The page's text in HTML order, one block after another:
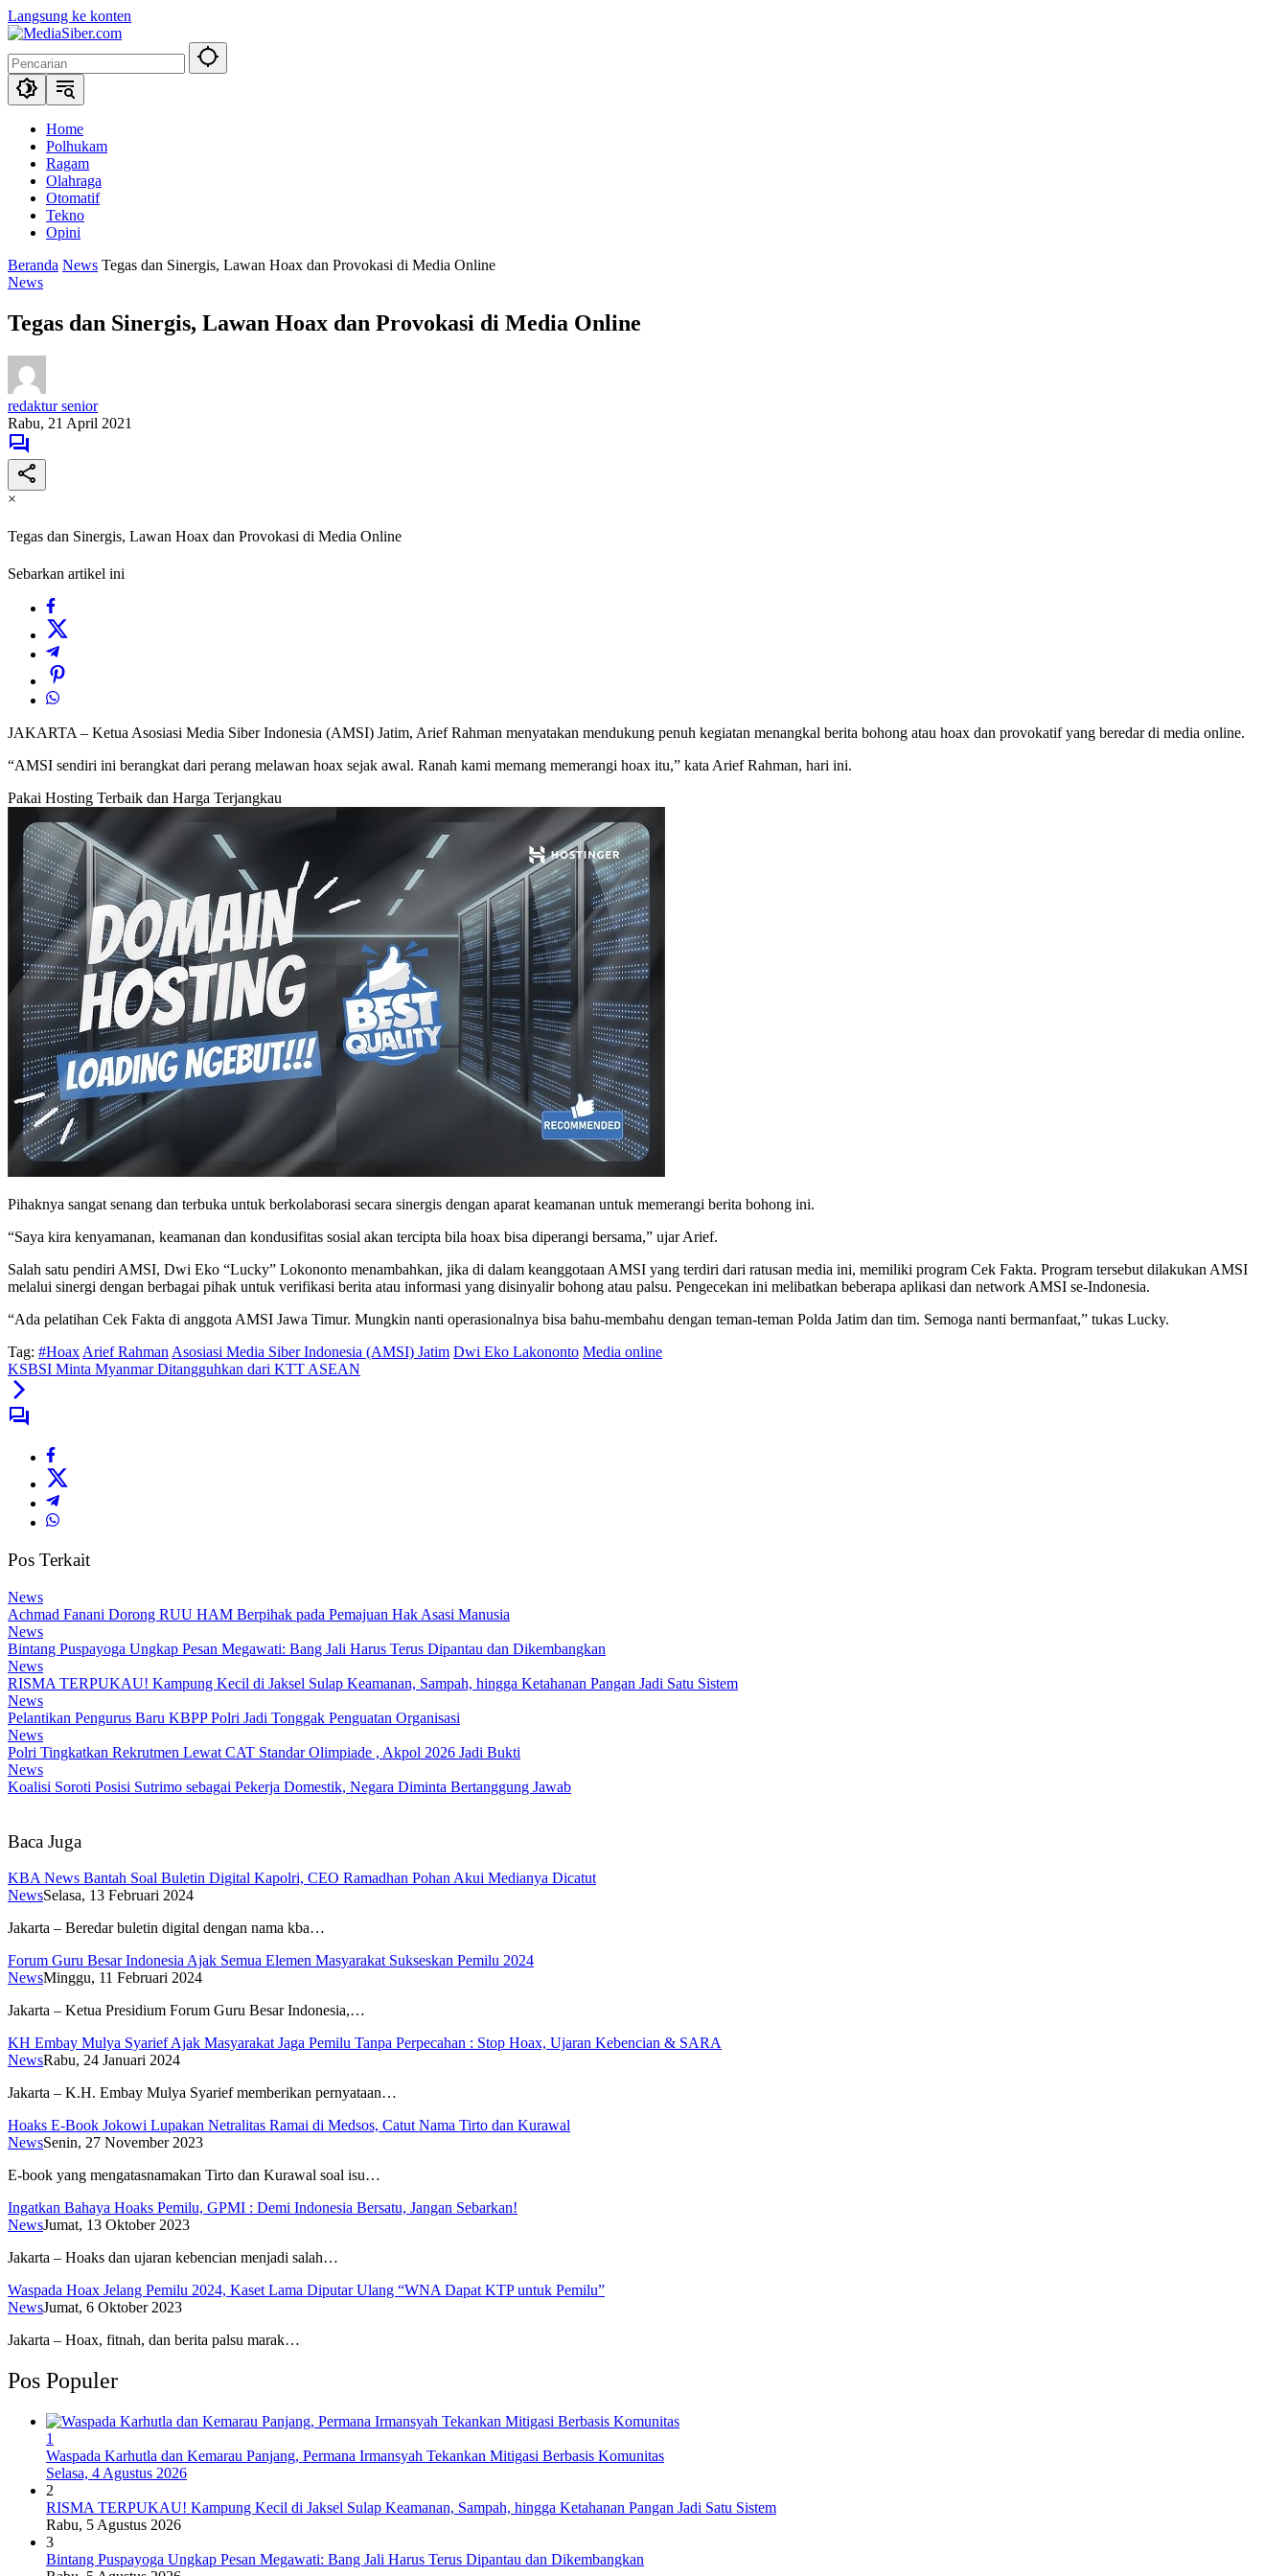
Langsung ke konten
Home
Polhukam
Ragam
Olahraga
Otomatif
Tekno
Opini
Beranda News Tegas dan Sinergis, Lawan Hoax dan Provokasi di Media Online
News
Tegas dan Sinergis, Lawan Hoax dan Provokasi di Media Online
redaktur senior
Rabu, 21 April 2021
×
Tegas dan Sinergis, Lawan Hoax dan Provokasi di Media Online
Sebarkan artikel ini
JAKARTA – Ketua Asosiasi Media Siber Indonesia (AMSI) Jatim, Arief Rahman menyatakan mendukung penuh kegiatan menangkal berita bohong atau hoax dan provokatif yang beredar di media online.
“AMSI sendiri ini berangkat dari perang melawan hoax sejak awal. Ranah kami memang memerangi hoax itu,” kata Arief Rahman, hari ini.
Pakai Hosting Terbaik dan Harga Terjangkau
Pihaknya sangat senang dan terbuka untuk berkolaborasi secara sinergis dengan aparat keamanan untuk memerangi berita bohong ini.
“Saya kira kenyamanan, keamanan dan kondusifitas sosial akan tercipta bila hoax bisa diperangi bersama,” ujar Arief.
Salah satu pendiri AMSI, Dwi Eko “Lucky” Lokononto menambahkan, jika di dalam keanggotaan AMSI yang terdiri dari ratusan media ini, memiliki program Cek Fakta. Program tersebut dilakukan AMSI
melalui sinergi dengan berbagai pihak untuk verifikasi berita atau informasi yang disinyalir bohong atau palsu. Pengecekan ini melibatkan beberapa aplikasi dan network AMSI se-Indonesia.
“Ada pelatihan Cek Fakta di anggota AMSI Jawa Timur. Mungkin nanti operasionalnya bisa bahu-membahu dengan teman-teman Polda Jatim dan tim. Semoga nanti bermanfaat,” tukas Lucky.
Tag: #Hoax Arief Rahman Asosiasi Media Siber Indonesia (AMSI) Jatim Dwi Eko Lakononto Media online
KSBSI Minta Myanmar Ditangguhkan dari KTT ASEAN
Pos Terkait
News
Achmad Fanani Dorong RUU HAM Berpihak pada Pemajuan Hak Asasi Manusia
News
Bintang Puspayoga Ungkap Pesan Megawati: Bang Jali Harus Terus Dipantau dan Dikembangkan
News
RISMA TERPUKAU! Kampung Kecil di Jaksel Sulap Keamanan, Sampah, hingga Ketahanan Pangan Jadi Satu Sistem
News
Pelantikan Pengurus Baru KBPP Polri Jadi Tonggak Penguatan Organisasi
News
Polri Tingkatkan Rekrutmen Lewat CAT Standar Olimpiade , Akpol 2026 Jadi Bukti
News
Koalisi Soroti Posisi Sutrimo sebagai Pekerja Domestik, Negara Diminta Bertanggung Jawab
Baca Juga
KBA News Bantah Soal Buletin Digital Kapolri, CEO Ramadhan Pohan Akui Medianya Dicatut
NewsSelasa, 13 Februari 2024
Jakarta – Beredar buletin digital dengan nama kba…
Forum Guru Besar Indonesia Ajak Semua Elemen Masyarakat Sukseskan Pemilu 2024
NewsMinggu, 11 Februari 2024
Jakarta – Ketua Presidium Forum Guru Besar Indonesia,…
KH Embay Mulya Syarief Ajak Masyarakat Jaga Pemilu Tanpa Perpecahan : Stop Hoax, Ujaran Kebencian & SARA
NewsRabu, 24 Januari 2024
Jakarta – K.H. Embay Mulya Syarief memberikan pernyataan…
Hoaks E-Book Jokowi Lupakan Netralitas Ramai di Medsos, Catut Nama Tirto dan Kurawal
NewsSenin, 27 November 2023
E-book yang mengatasnamakan Tirto dan Kurawal soal isu…
Ingatkan Bahaya Hoaks Pemilu, GPMI : Demi Indonesia Bersatu, Jangan Sebarkan!
NewsJumat, 13 Oktober 2023
Jakarta – Hoaks dan ujaran kebencian menjadi salah…
Waspada Hoax Jelang Pemilu 2024, Kaset Lama Diputar Ulang “WNA Dapat KTP untuk Pemilu”
NewsJumat, 6 Oktober 2023
Jakarta – Hoax, fitnah, dan berita palsu marak…
Pos Populer
1
Waspada Karhutla dan Kemarau Panjang, Permana Irmansyah Tekankan Mitigasi Berbasis Komunitas
Selasa, 4 Agustus 2026
2
RISMA TERPUKAU! Kampung Kecil di Jaksel Sulap Keamanan, Sampah, hingga Ketahanan Pangan Jadi Satu Sistem
Rabu, 5 Agustus 2026
3
Bintang Puspayoga Ungkap Pesan Megawati: Bang Jali Harus Terus Dipantau dan Dikembangkan